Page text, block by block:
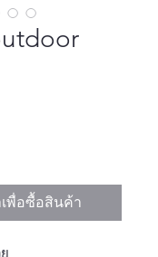
เพื่อซื้อสินค้า